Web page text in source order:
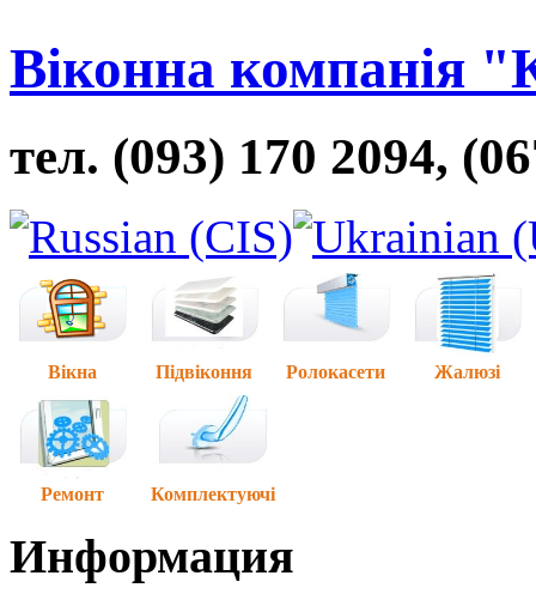
Віконна компанія
тел. (093) 170 2094,
Вікна Підвіконня Ролокасети Жалюзі
Ремонт Комплектуючі
Информация